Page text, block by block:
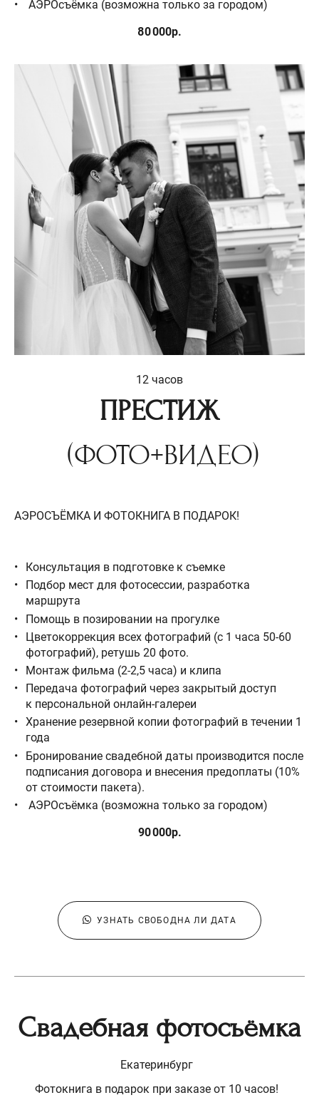
АЭРОсъёмка (возможна только за городом)
80 000р.
12 часов
ПРЕСТИЖ
(ФОТО+ВИДЕО)
АЭРОСЪЁМКА И ФОТОКНИГА В ПОДАРОК!
Консультация в подготовке к съемке
Подбор мест для фотосессии, разработка
маршрута
Помощь в позировании на прогулке
Цветокоррекция всех фотографий (с 1 часа 50-60
фотографий), ретушь 20 фото.
Монтаж фильма (2-2,5 часа) и клипа
Передача фотографий через закрытый доступ
к персональной онлайн-галереи
Хранение резервной копии фотографий в течении 1
года
Бронирование свадебной даты производится после
подписания договора и внесения предоплаты (10%
от стоимости пакета).
АЭРОсъёмка (возможна только за городом)
90 000р.
УЗНАТЬ СВОБОДНА ЛИ ДАТА
Свадебная фотосъёмка
Екатеринбург
Фотокнига в подарок при заказе от 10 часов!